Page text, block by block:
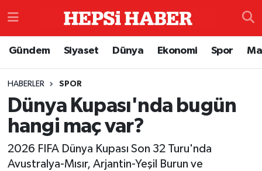
Gündem Siyaset Dünya Ekonomi Spor
HABERLER SPOR
Dünya Kupası'nda bugün
hangi maç var?
2026 FIFA Dünya Kupası Son 32 Turu'nda
Avustralya-Mısır, Arjantin-Yeşil Burun ve
Çevre
Dünya
Eğitim
İzmir Namaz Vakitleri
İstanbul Trafik Yoğunluk Haritası
Süper Lig Puan Durumu ve Fikstür